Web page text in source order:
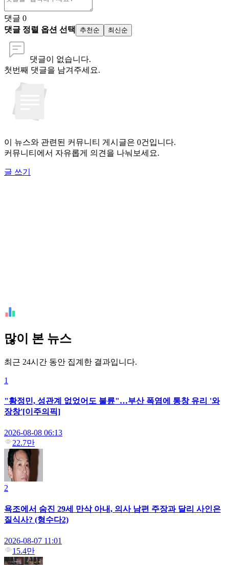
댓글 0
댓글 정렬 옵션 선택
추천순 최신순
댓글이 없습니다.
첫번째 댓글을 남겨주세요.
이 뉴스와 관련된 커뮤니티 게시글은 0건입니다.
커뮤니티에서 자유롭게 의견을 나눠보세요.
글 쓰기
많이 본 뉴스
최근 24시간 동안 집계한 결과입니다.
1
"황정민, 성관계 없었어도 불륜"…부산 폭염에 통창 유리 '와
장창'[이주의픽]
2026-08-08 06:13
22.7만
2
욕조에서 숨진 29세 만삭 아내, 의사 남편 주장과 달리 사인은
질식사? (형수다2)
2026-08-07 11:01
15.4만